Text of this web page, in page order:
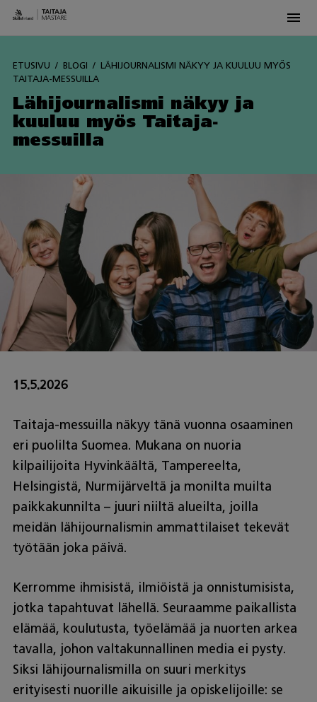
content
ETUSIVU BLOGI
LÄHIJOURNALISMI NÄKYY JA KUULUU MYÖS
TAITAJA-MESSUILLA
Lähijournalismi näkyy ja
kuuluu myös Taitaja-
messuilla
15.5.2026
Taitaja-messuilla näkyy tänä vuonna osaaminen
eri puolilta Suomea. Mukana on nuoria
kilpailijoita Hyvinkäältä, Tampereelta,
Helsingistä, Nurmijärveltä ja monilta muilta
paikkakunnilta – juuri niiltä alueilta, joilla
meidän lähijournalismin ammattilaiset tekevät
työtään joka päivä.
Kerromme ihmisistä, ilmiöistä ja onnistumisista,
jotka tapahtuvat lähellä. Seuraamme paikallista
elämää, koulutusta, työelämää ja nuorten arkea
tavalla, johon valtakunnallinen media ei pysty.
Siksi lähijournalismilla on suuri merkitys
erityisesti nuorille aikuisille ja opiskelijoille: se